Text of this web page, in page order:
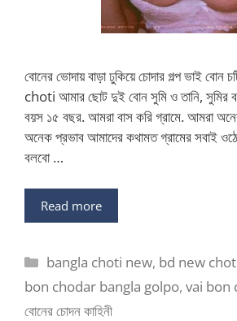
বোনের ভোদায় বাড়া ঢুকিয়ে চোদার গল্প ভাই
choti আমার ছোট দুই বোন সুমি ও তানি, সুমির
বয়স ১৫ বছর. আমরা বাস করি গ্রামে. আমরা
অনেক প্রভাব আমাদের কথামত গ্রামের সবাই
বলবো …
Read more
Categories
bangla choti new, bd new
bon chodar bangla golpo, vai bon
বোনের চোদন কাহিনী